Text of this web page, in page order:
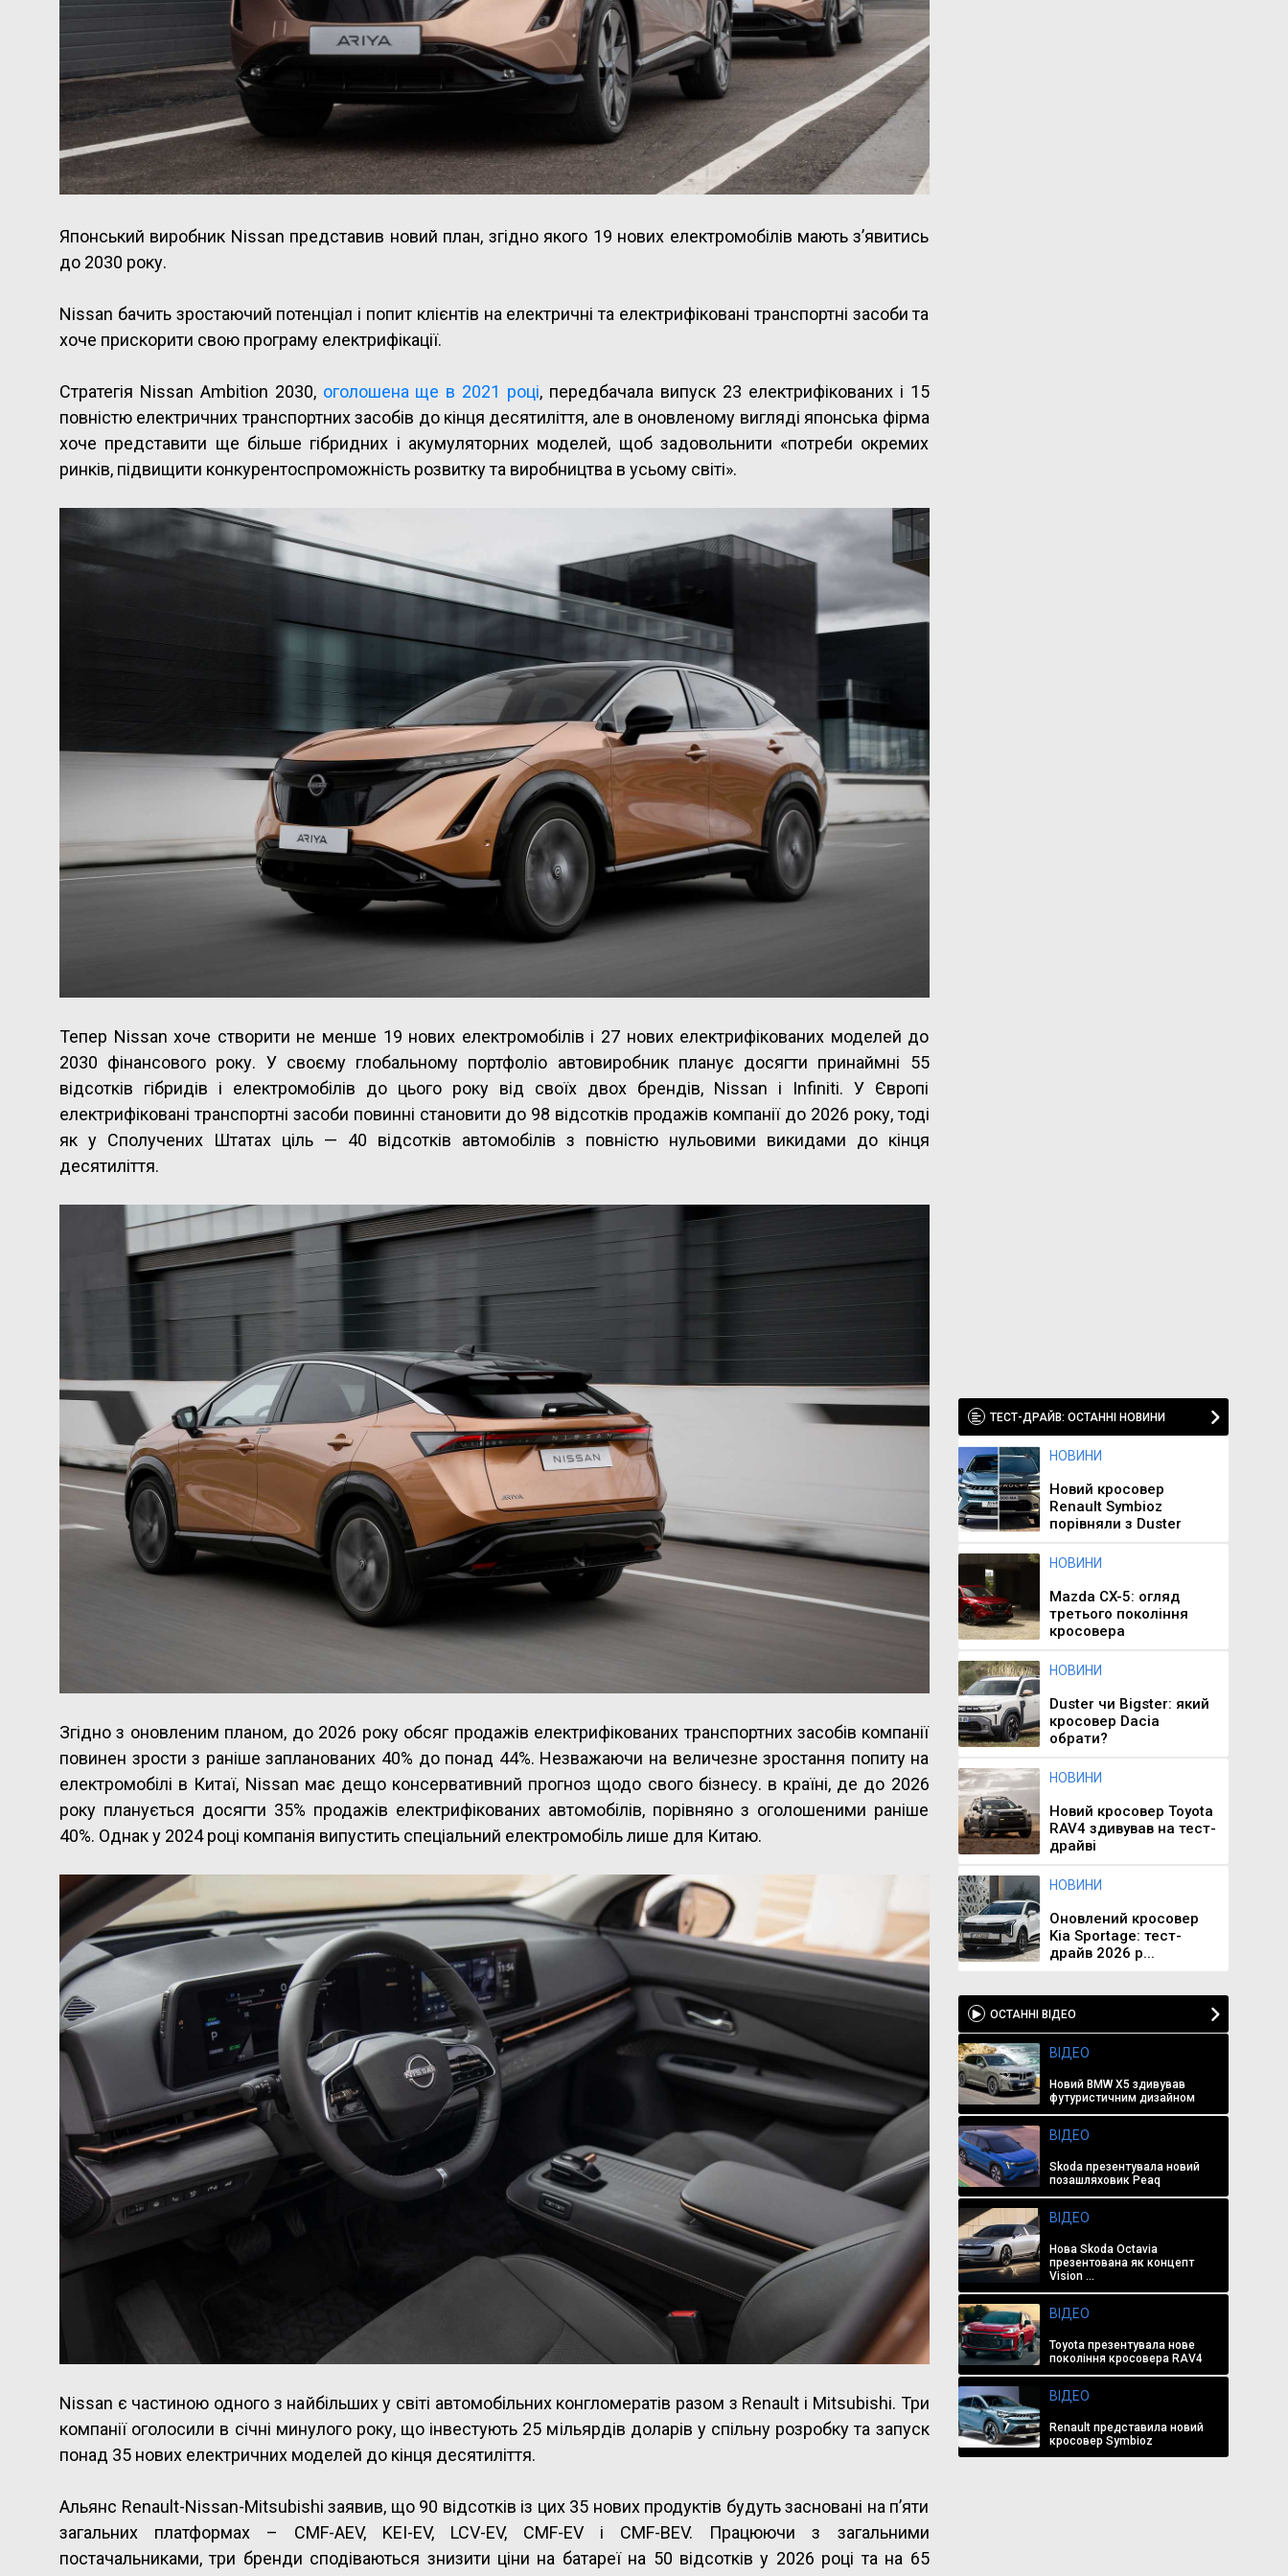
Японський виробник Nissan представив новий план, згідно якого 19 нових електромобілів мають з’явитись
до 2030 року.
Nissan бачить зростаючий потенціал і попит клієнтів на електричні та електрифіковані транспортні засоби та
хоче прискорити свою програму електрифікації.
Стратегія Nissan Ambition 2030, оголошена ще в 2021 році, передбачала випуск 23 електрифікованих і 15
повністю електричних транспортних засобів до кінця десятиліття, але в оновленому вигляді японська фірма
хоче представити ще більше гібридних і акумуляторних моделей, щоб задовольнити «потреби окремих
ринків, підвищити конкурентоспроможність розвитку та виробництва в усьому світі».
Тепер Nissan хоче створити не менше 19 нових електромобілів і 27 нових електрифікованих моделей до
2030 фінансового року. У своєму глобальному портфоліо автовиробник планує досягти принаймні 55
відсотків гібридів і електромобілів до цього року від своїх двох брендів, Nissan і Infiniti. У Європі
електрифіковані транспортні засоби повинні становити до 98 відсотків продажів компанії до 2026 року, тоді
як у Сполучених Штатах ціль — 40 відсотків автомобілів з повністю нульовими викидами до кінця
десятиліття.
Згідно з оновленим планом, до 2026 року обсяг продажів електрифікованих транспортних засобів компанії
повинен зрости з раніше запланованих 40% до понад 44%. Незважаючи на величезне зростання попиту на
електромобілі в Китаї, Nissan має дещо консервативний прогноз щодо свого бізнесу. в країні, де до 2026
року планується досягти 35% продажів електрифікованих автомобілів, порівняно з оголошеними раніше
40%. Однак у 2024 році компанія випустить спеціальний електромобіль лише для Китаю.
Nissan є частиною одного з найбільших у світі автомобільних конгломератів разом з Renault і Mitsubishi. Три
компанії оголосили в січні минулого року, що інвестують 25 мільярдів доларів у спільну розробку та запуск
понад 35 нових електричних моделей до кінця десятиліття.
Альянс Renault-Nissan-Mitsubishi заявив, що 90 відсотків із цих 35 нових продуктів будуть засновані на п’яти
загальних платформах – CMF-AEV, KEI-EV, LCV-EV, CMF-EV і CMF-BEV. Працюючи з загальними
постачальниками, три бренди сподіваються знизити ціни на батареї на 50 відсотків у 2026 році та на 65
ТЕСТ-ДРАЙВ: ОСТАННІ НОВИНИ
НОВИНИ
Новий кросовер
Renault Symbioz
порівняли з Duster
НОВИНИ
Mazda CX-5: огляд
третього покоління
кросовера
НОВИНИ
Duster чи Bigster: який
кросовер Dacia
обрати?
НОВИНИ
Новий кросовер Toyota
RAV4 здивував на тест-
драйві
НОВИНИ
Оновлений кросовер
Kia Sportage: тест-
драйв 2026 р...
ОСТАННІ ВІДЕО
ВІДЕО
Новий BMW X5 здивував
футуристичним дизайном
ВІДЕО
Skoda презентувала новий
позашляховик Peaq
ВІДЕО
Нова Skoda Octavia
презентована як концепт
Vision ...
ВІДЕО
Toyota презентувала нове
покоління кросовера RAV4
ВІДЕО
Renault представила новий
кросовер Symbioz